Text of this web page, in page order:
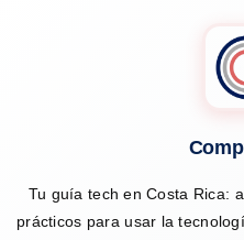
Tu guía tech en Costa Rica:
prácticos para usar la